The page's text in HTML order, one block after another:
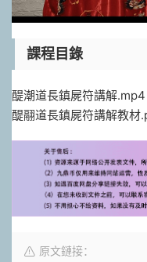
課程目錄
醍潮道長鎮屍符講解.mp4
醍翮道長鎮屍符講解教材
原文鏈接：